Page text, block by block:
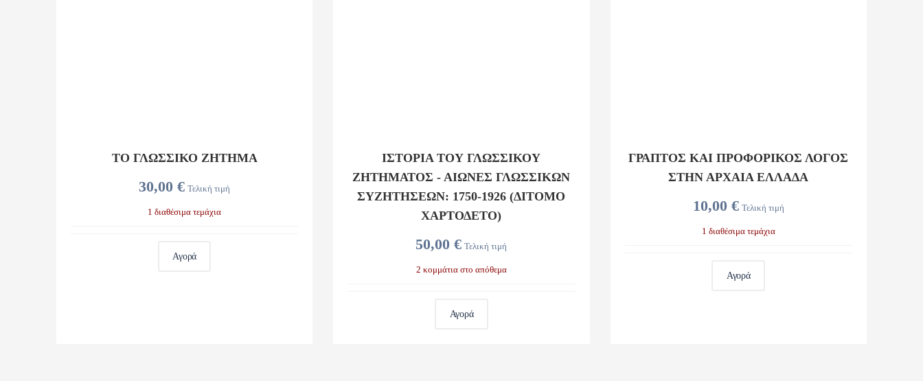
30,00 € Τελική τιμή
ΤΟ ΓΛΩΣΣΙΚΟ ΖΗΤΗΜΑ
1 διαθέσιμα τεμάχια
Αγορά
50,00 € Τελική τιμή
ΙΣΤΟΡΙΑ ΤΟΥ ΓΛΩΣΣΙΚΟΥ
ΖΗΤΗΜΑΤΟΣ - ΑΙΏΝΕΣ ΓΛΩΣΣΙΚΏΝ
ΣΥΖΗΤΉΣΕΩΝ: 1750-1926 (ΔΙΤΟΜΟ
ΧΑΡΤΟΔΕΤΟ)
2 κομμάτια στο απόθεμα
Αγορά
10,00 € Τελική τιμή
ΓΡΑΠΤΟΣ ΚΑΙ ΠΡΟΦΟΡΙΚΟΣ ΛΟΓΟΣ
ΣΤΗΝ ΑΡΧΑΙΑ ΕΛΛΑΔΑ
1 διαθέσιμα τεμάχια
Αγορά